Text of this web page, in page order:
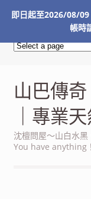
山巴傳
｜專業
沈檀問屋～山白水
You have anything
即日起至2026/08/
帳時